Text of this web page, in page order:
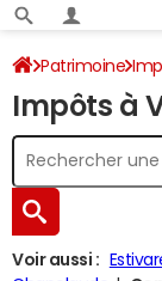
Patrimoine
Impôt sur le
Impôts à
Voir aussi :